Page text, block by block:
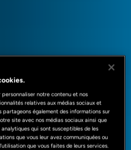
notre contenu et nos
relatives aux médias sociaux et
également des informations sur
site avec nos médias sociaux ainsi que
qui sont susceptibles de les
que vous leur avez communiquées ou
que vous faites de leurs services.